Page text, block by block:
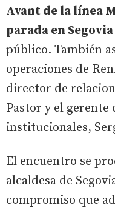
Avant de la línea
parada en Segovia
público. También
operaciones de
director de
Pastor y el gerente
institucionales,
El encuentro se
alcaldesa de
compromiso que